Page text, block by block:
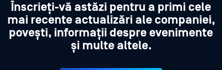
Înscrieți-vă astăzi pentru a primi cele
mai recente actualizări ale companiei,
povești, informații despre evenimente
și multe altele.